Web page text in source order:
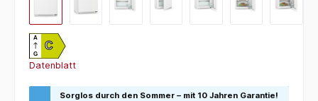
C
A
G
Datenblatt
Sorglos durch den Sommer – mit 10 Jahren Garantie!